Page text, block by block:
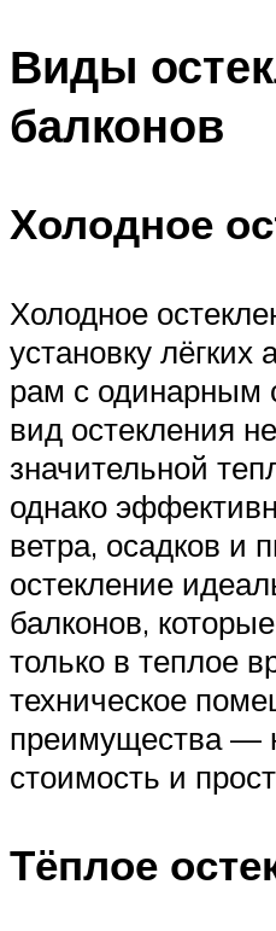
Виды
балконов
Холодное
Холодное
установку
рам с одинарным
вид остекления
значительной
однако
ветра, осадков и
остекление
балконов,
только в теплое
техническое
преимущества —
стоимость и
Тёплое